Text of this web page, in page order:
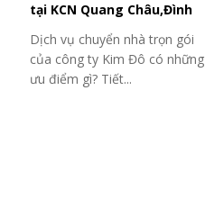
tại KCN Quang Châu,Đình
Trám Bắc Ninh|Hoá đơn
VAT
Dịch vụ chuyển nhà trọn gói
của công ty Kim Đô có những
ưu điểm gì? Tiết...